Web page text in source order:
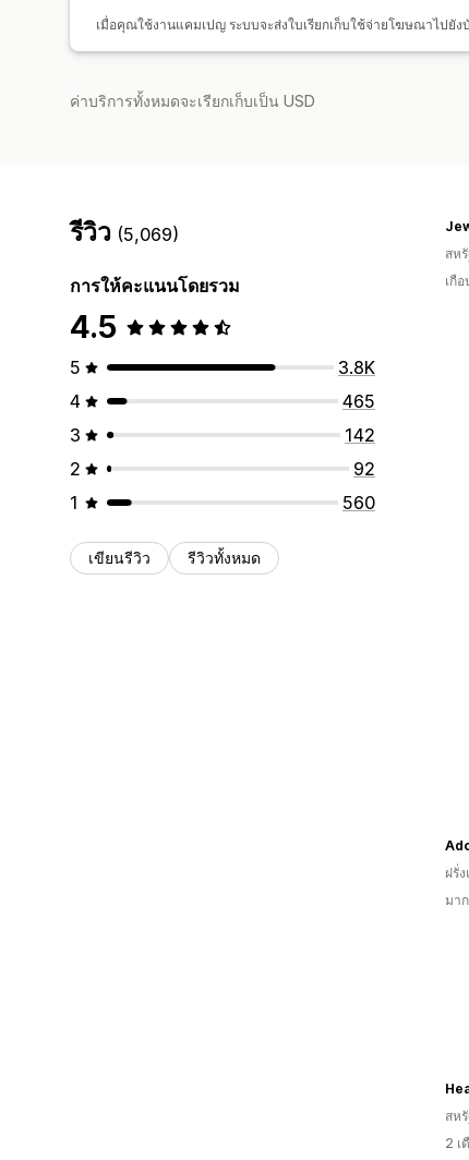
เมื่อคุณใช้งานแคมเปญ ระบบจะส่งใบเรียกเก็บใช้จ่ายโฆษณาไป
ค่าบริการทั้งหมดจะเรียกเก็บเป็น USD
รีวิว (5,069)
การให้คะแนนโดยรวม
4.5
5
3.8K
4
465
3
142
2
92
1
560
เขียนรีวิว รีวิวทั้งหมด
สห
เกื
ฝรั่ง
มา
สห
2 เ